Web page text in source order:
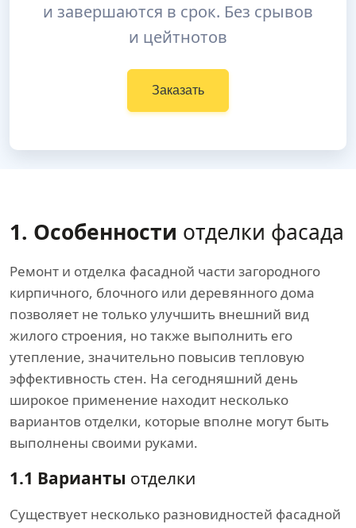
и завершаются в срок. Без срывов
и цейтнотов
Заказать
1. Особенности отделки фасада
Ремонт и отделка фасадной части загородного
кирпичного, блочного или деревянного дома
позволяет не только улучшить внешний вид
жилого строения, но также выполнить его
утепление, значительно повысив тепловую
эффективность стен. На сегодняшний день
широкое применение находит несколько
вариантов отделки, которые вполне могут быть
выполнены своими руками.
1.1 Варианты отделки
Существует несколько разновидностей фасадной